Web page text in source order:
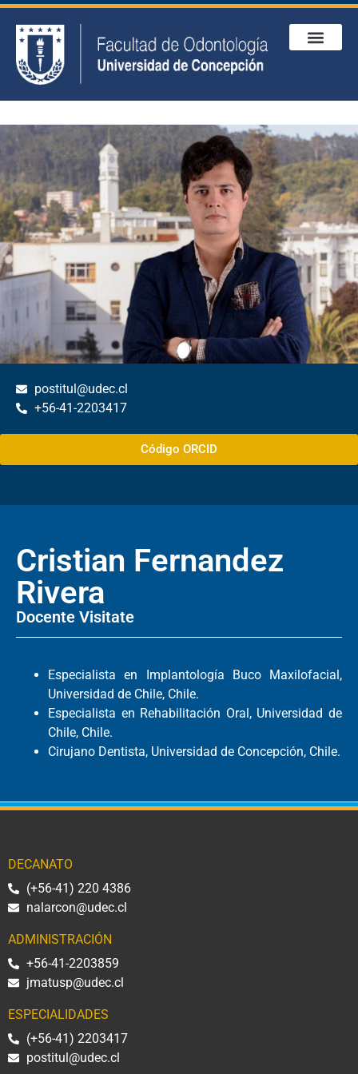
postitul@udec.cl
+56-41-2203417
Código ORCID
Cristian Fernandez
Rivera
Docente Visitate
Especialista en Implantología Buco Maxilofacial,
Universidad de Chile, Chile.
Especialista en Rehabilitación Oral, Universidad de
Chile, Chile.
Cirujano Dentista, Universidad de Concepción, Chile.
DECANATO
(+56-41) 220 4386
nalarcon@udec.cl
ADMINISTRACIÓN
+56-41-2203859
jmatusp@udec.cl
ESPECIALIDADES
(+56-41) 2203417
postitul@udec.cl